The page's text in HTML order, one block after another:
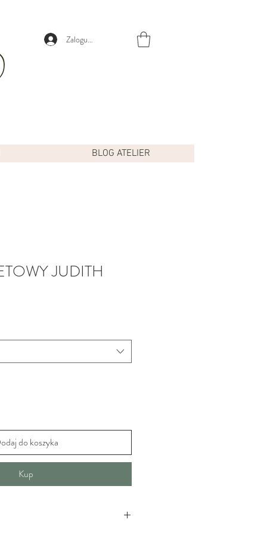
Zaloguj się
BLOG ATELIER
JUDITH
do koszyka
Kup